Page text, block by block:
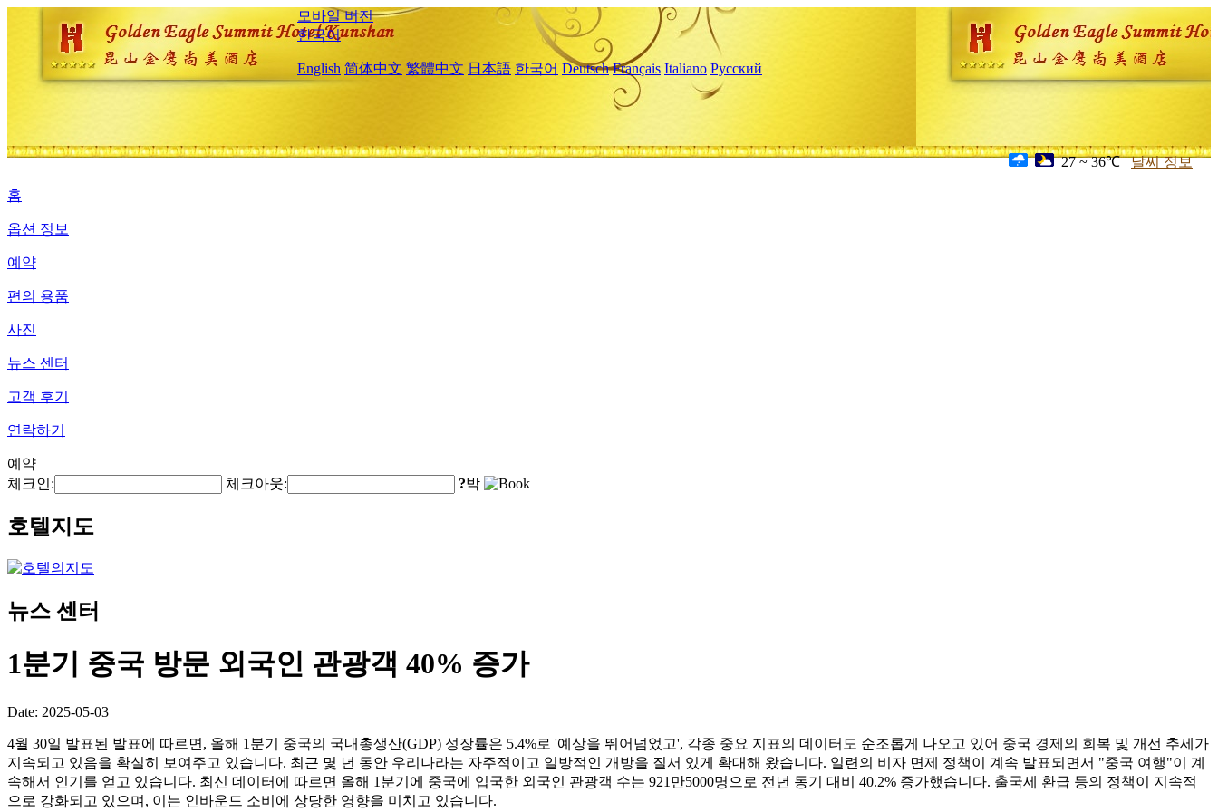
모바일 버전
한국어
English 简体中文 繁體中文 日本語 한국어 Deutsch Français Italiano Русский
27 ~ 36℃ 날씨 정보
홈
옵션 정보
예약
편의 용품
사진
뉴스 센터
고객 후기
연락하기
예약
체크인:
체크아웃: ?박
호텔지도
뉴스 센터
1분기 중국 방문 외국인 관광객 40% 증가
Date: 2025-05-03
4월 30일 발표된 발표에 따르면, 올해 1분기 중국의 국내총생산(GDP) 성장률은 5.4%로 '예상을 뛰어넘었고', 각종 중요 지표의 데이터도 순조롭게 나오고 있어 중국 경제의 회복 및 개선 추세가
지속되고 있음을 확실히 보여주고 있습니다. 최근 몇 년 동안 우리나라는 자주적이고 일방적인 개방을 질서 있게 확대해 왔습니다. 일련의 비자 면제 정책이 계속 발표되면서 "중국 여행"이 계
속해서 인기를 얻고 있습니다. 최신 데이터에 따르면 올해 1분기에 중국에 입국한 외국인 관광객 수는 921만5000명으로 전년 동기 대비 40.2% 증가했습니다. 출국세 환급 등의 정책이 지속적
으로 강화되고 있으며, 이는 인바운드 소비에 상당한 영향을 미치고 있습니다.